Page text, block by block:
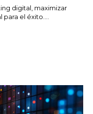
digital, maximizar
el éxito....